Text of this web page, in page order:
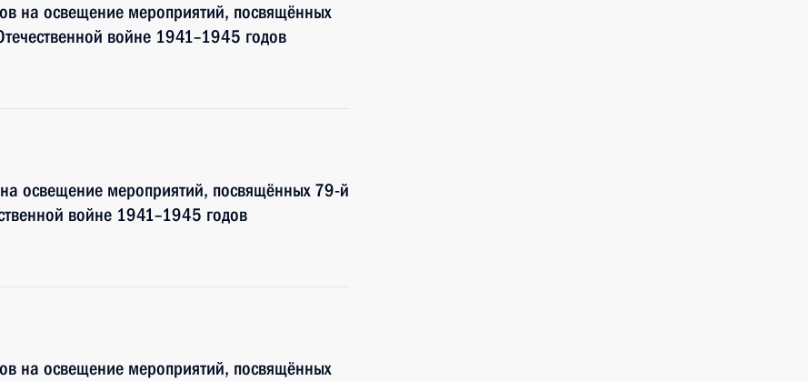
на освещение мероприятий, посвящённых
войне 1941–1945 годов
освещение мероприятий, посвящённых 79-й
войне 1941–1945 годов
на освещение мероприятий, посвящённых